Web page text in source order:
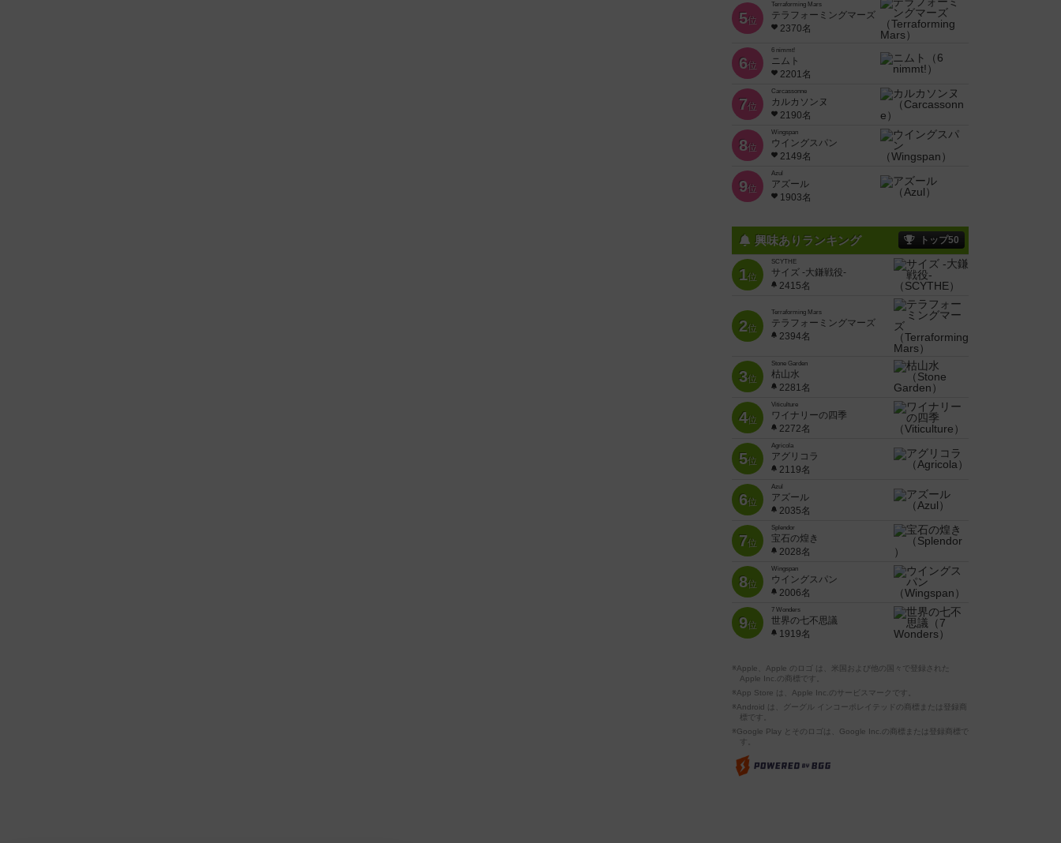
5位
Terraforming Mars
テラフォーミングマーズ
2370名
6位
6 nimmt!
ニムト
2201名
7位
Carcassonne
カルカソンヌ
2190名
8位
Wingspan
ウイングスパン
2149名
9位
Azul
アズール
1903名
興味ありランキング トップ50
1位
SCYTHE
サイズ -大鎌戦役-
2415名
2位
Terraforming Mars
テラフォーミングマーズ
2394名
3位
Stone Garden
枯山水
2281名
4位
Viticulture
ワイナリーの四季
2272名
5位
Agricola
アグリコラ
2119名
6位
Azul
アズール
2035名
7位
Splendor
宝石の煌き
2028名
8位
Wingspan
ウイングスパン
2006名
9位
7 Wonders
世界の七不思議
1919名
※Apple、Apple のロゴ は、米国および他の国々で登録された
Apple Inc.の商標です。
※App Store は、Apple Inc.のサービスマークです。
※Android は、グーグル インコーポレイテッドの商標または登録商
標です。
※Google Play とそのロゴは、Google Inc.の商標または登録商標で
す。